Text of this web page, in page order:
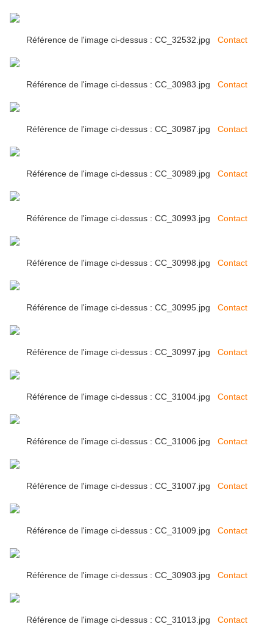
Référence de l'image ci-dessus : CC_32532.jpg Contact
Référence de l'image ci-dessus : CC_30983.jpg Contact
Référence de l'image ci-dessus : CC_30987.jpg Contact
Référence de l'image ci-dessus : CC_30989.jpg Contact
Référence de l'image ci-dessus : CC_30993.jpg Contact
Référence de l'image ci-dessus : CC_30998.jpg Contact
Référence de l'image ci-dessus : CC_30995.jpg Contact
Référence de l'image ci-dessus : CC_30997.jpg Contact
Référence de l'image ci-dessus : CC_31004.jpg Contact
Référence de l'image ci-dessus : CC_31006.jpg Contact
Référence de l'image ci-dessus : CC_31007.jpg Contact
Référence de l'image ci-dessus : CC_31009.jpg Contact
Référence de l'image ci-dessus : CC_30903.jpg Contact
Référence de l'image ci-dessus : CC_31013.jpg Contact